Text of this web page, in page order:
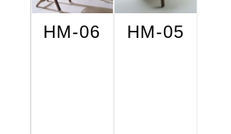
HM-06 HM-05